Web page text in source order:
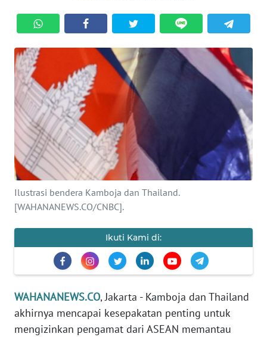
Ilustrasi bendera Kamboja dan Thailand.
[WAHANANEWS.CO/CNBC].
Ikuti Kami di:
WAHANANEWS.CO, Jakarta - Kamboja dan Thailand
akhirnya mencapai kesepakatan penting untuk
mengizinkan pengamat dari ASEAN memantau
EKUIN
SAINS-TEKNO
KESEHATAN
INTERNASIONAL
SERBA-SERBI
PENDIDIKAN
OLAHRAGA
EDITORIAL
Informasi